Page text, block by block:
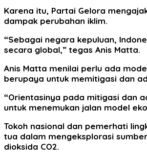
Karena itu, Partai Gelora
dampak perubahan iklim.
“Sebagai negara kepuluan,
secara global,” tegas Anis Matta.
Anis Matta menilai perlu ada
berupaya untuk memitigasi dan
“Orientasinya pada mitigasi dan
untuk menemukan jalan model
Tokoh nasional dan pemerhati
tua dalam mengeksplorasi
dioksida CO2.